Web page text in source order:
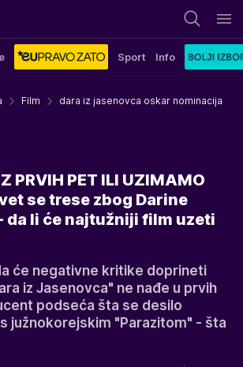
Sport Info
Film
dara iz jasenovca oskar nominacija
PRVIH PET ILI UZIMAMO
se trese zbog Darine
da li će najtužniji film uzeti
će negativne kritike doprineti
iz Jasenovca" ne nađe u prvih
podseća šta se desilo
južnokorejskim "Parazitom" - šta